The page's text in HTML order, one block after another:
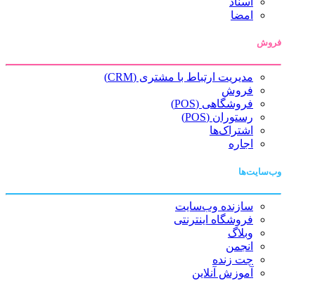
امضا
فروش
مدیریت ارتباط با مشتری (CRM)
فروش
فروشگاهی (POS)
رستوران (POS)
اشتراک‌ها
اجاره
وب‌سایت‌ها
سازنده وب‌سایت
فروشگاه اینترنتی
وبلاگ
انجمن
چت زنده
آموزش آنلاین